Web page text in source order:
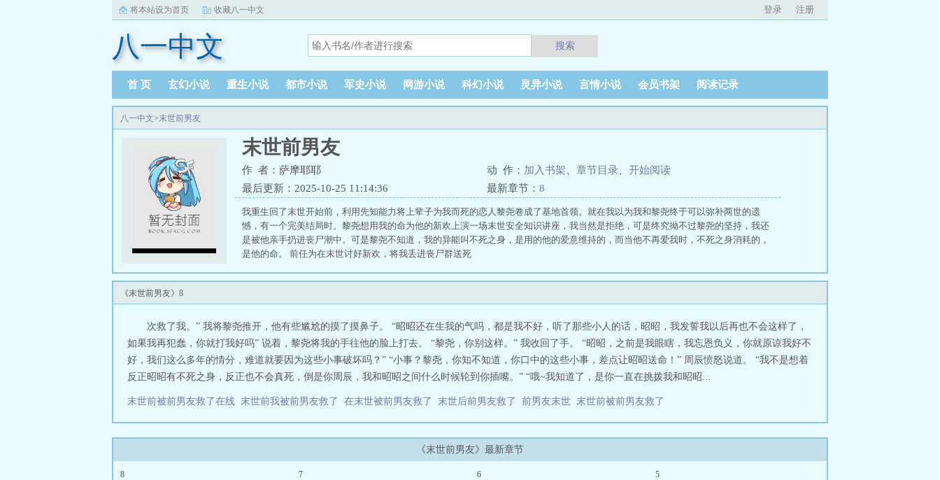
将本站设为首页 收藏八一中文 登录 注册
八一中文 搜索
首 页 玄幻小说 重生小说 都市小说 军史小说 网游小说 科幻小说 灵异小说 言情小说 会员书架 阅读记录
八一中文>末世前男友
末世前男友
作 者：萨摩耶耶 动 作： 加入书架 章节目录
开始阅读
最后更新：2025-10-25 11:14:36
最新章节： 8
我重生回了末世开始前，利用先知能力将上辈子为我而死的恋人黎尧卷成了基地首领。就在我以为我和黎尧终于可以弥补两世的遗
憾，有一个完美结局时。黎尧想用我的命为他的新欢上演一场末世安全知识讲座，我当然是拒绝，可是终究拗不过黎尧的坚持，我还
是被他亲手扔进丧尸潮中。可是黎尧不知道，我的异能叫不死之身，是用的他的爱意维持的，而当他不再爱我时，不死之身消耗的，
是他的命。 前任为在末世讨好新欢，将我丢进丧尸群送死
《末世前男友》8
次救了我。” 我将黎尧推开，他有些尴尬的摸了摸鼻子。 “昭昭还在生我的气吗，都是我不好，听了那些小人的话，昭昭，我发誓我以后再也不会这样了，
如果我再犯蠢，你就打我好吗” 说着，黎尧将我的手往他的脸上打去。 “黎尧，你别这样。” 我收回了手。 “昭昭，之前是我眼瞎，我忘恩负义，你就原谅我好不
好，我们这么多年的情分，难道就要因为这些小事破坏吗？” “小事？黎尧，你知不知道，你口中的这些小事，差点让昭昭送命！” 周辰愤怒说道。 “我不是想着
反正昭昭有不死之身，反正也不会真死，倒是你周辰，我和昭昭之间什么时候轮到你插嘴。” “哦~我知道了，是你一直在挑拨我和昭昭...
末世前被前男友救了在线 末世前我被前男友救了 在末世被前男友救了 末世后前男友救了 前男友末世 末世前被前男友救了
《末世前男友》最新章节
8 7 6 5